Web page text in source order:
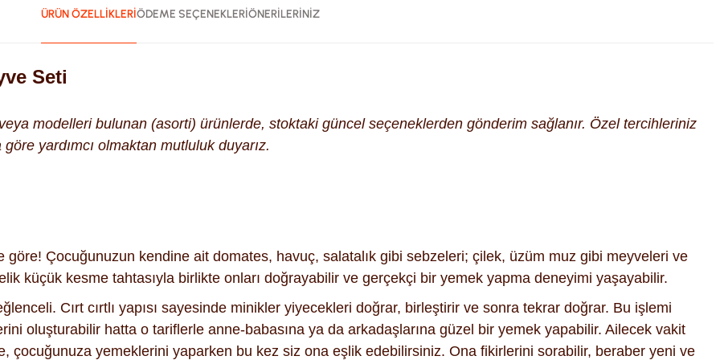
ÜRÜN ÖZELLİKLERİÖDEME SEÇENEKLERİÖNERİLERİNİZ
Seti
modelleri bulunan (asorti) ürünlerde, stoktaki güncel seçeneklerden gönderim sağlanır. Özel tercihleriniz
yardımcı olmaktan mutluluk duyarız.
Çocuğunuzun kendine ait domates, havuç, salatalık gibi sebzeleri; çilek, üzüm muz gibi meyveleri ve
küçük kesme tahtasıyla birlikte onları doğrayabilir ve gerçekçi bir yemek yapma deneyimi yaşayabilir.
Cırt cırtlı yapısı sayesinde minikler yiyecekleri doğrar, birleştirir ve sonra tekrar doğrar. Bu işlemi
oluşturabilir hatta o tariflerle anne-babasına ya da arkadaşlarına güzel bir yemek yapabilir. Ailecek vakit
çocuğunuza yemeklerini yaparken bu kez siz ona eşlik edebilirsiniz. Ona fikirlerini sorabilir, beraber yeni ve